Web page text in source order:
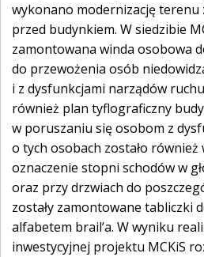
wykonano modernizację terenu
przed budynkiem. W siedzibie
zamontowana winda osobowa
do przewożenia osób
i z dysfunkcjami narządów
również plan tyflograficzny
w poruszaniu się osobom z
o tych osobach zostało
oznaczenie stopni schodów w
oraz przy drzwiach do
zostały zamontowane tabliczki
alfabetem brail’a. W wyniku
inwestycyjnej projektu MCKiS